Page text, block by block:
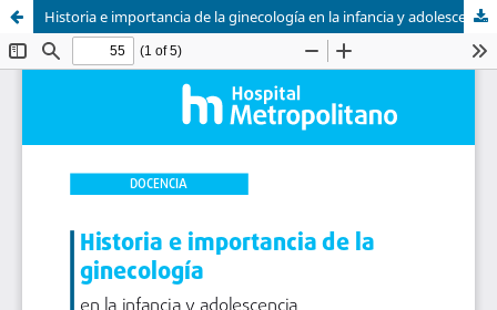
Historia e importancia de la ginecología en la infancia y adolescencia